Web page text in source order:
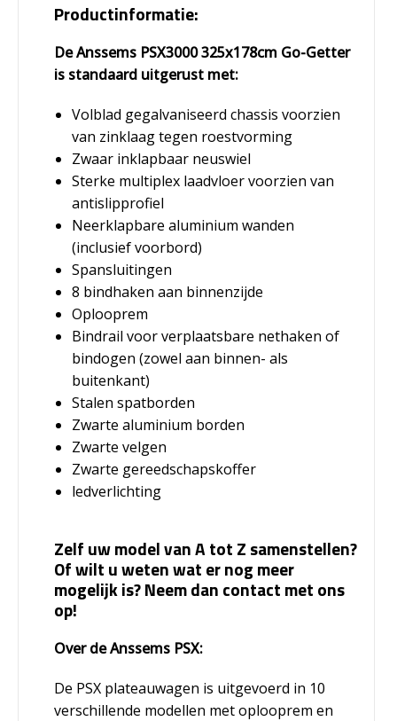
Productinformatie:
De Anssems PSX3000 325x178cm Go-Getter
is standaard uitgerust met:
Volblad gegalvaniseerd chassis voorzien
van zinklaag tegen roestvorming
Zwaar inklapbaar neuswiel
Sterke multiplex laadvloer voorzien van
antislipprofiel
Neerklapbare aluminium wanden
(inclusief voorbord)
Spansluitingen
8 bindhaken aan binnenzijde
Oplooprem
Bindrail voor verplaatsbare nethaken of
bindogen (zowel aan binnen- als
buitenkant)
Stalen spatborden
Zwarte aluminium borden
Zwarte velgen
Zwarte gereedschapskoffer
ledverlichting
Zelf uw model van A tot Z samenstellen?
Of wilt u weten wat er nog meer
mogelijk is? Neem dan contact met ons
op!
Over de Anssems PSX:
De PSX plateauwagen is uitgevoerd in 10
verschillende modellen met oplooprem en